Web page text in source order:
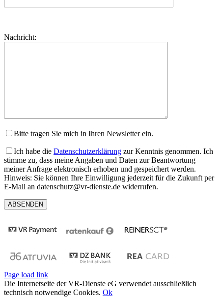
dieses
lasse
Nachricht:
Bitte tragen Sie mich in Ihren Newsletter ein.
Ich habe die Datenschutzerklärung zur Kenntnis genommen. Ich
stimme zu, dass meine Angaben und Daten zur Beantwortung
meiner Anfrage elektronisch erhoben und gespeichert werden.
Hinweis: Sie können Ihre Einwilligung jederzeit für die Zukunft per
E-Mail an datenschutz@vr-dienste.de widerrufen.
Page load link
Die Internetseite der VR-Dienste eG verwendet ausschließlich
technisch notwendige Cookies. Ok